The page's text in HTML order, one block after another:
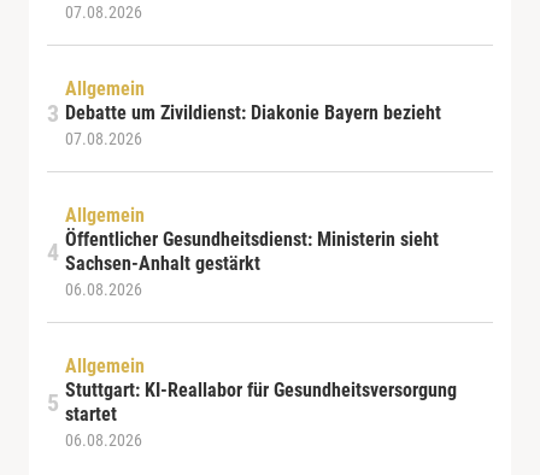
07.08.2026
Allgemein
Debatte um Zivildienst: Diakonie Bayern bezieht
07.08.2026
Allgemein
Öffentlicher Gesundheitsdienst: Ministerin sieht
Sachsen-Anhalt gestärkt
06.08.2026
Allgemein
Stuttgart: KI-Reallabor für Gesundheitsversorgung
startet
06.08.2026